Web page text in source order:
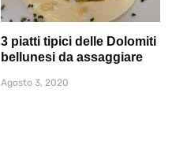
3 piatti tipici delle Dolomiti
bellunesi da assaggiare
Agosto 3, 2020